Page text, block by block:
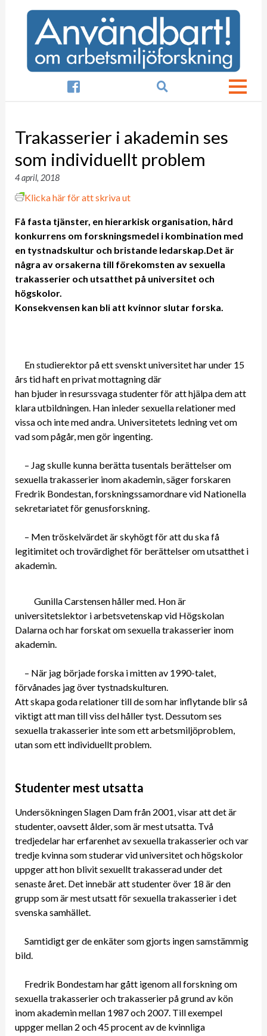

Trakasserier i akademin ses
som individuellt problem
4 april, 2018
Klicka här för att skriva ut
Få fasta tjänster, en hierarkisk organisation, hård
konkurrens om forskningsmedel i kombination med
en tystnadskultur och bristande ledarskap.Det är
några av orsakerna till förekomsten av sexuella
trakasserier och utsatthet på universitet och
högskolor.
Konsekvensen kan bli att kvinnor slutar forska.
En studierektor på ett svenskt universitet har under 15
års tid haft en privat mottagning där
han bjuder in resurssvaga studenter för att hjälpa dem att
klara utbildningen. Han inleder sexuella relationer med
vissa och inte med andra. Universitetets ledning vet om
vad som pågår, men gör ingenting.
– Jag skulle kunna berätta tusentals berättelser om
sexuella trakasserier inom akademin, säger forskaren
Fredrik Bondestan, forskningssamordnare vid Nationella
sekretariatet för genusforskning.
– Men tröskelvärdet är skyhögt för att du ska få
legitimitet och trovärdighet för berättelser om utsatthet i
akademin.
Gunilla Carstensen håller med. Hon är
universitetslektor i arbetsvetenskap vid Högskolan
Dalarna och har forskat om sexuella trakasserier inom
akademin.
– När jag började forska i mitten av 1990-talet,
förvånades jag över tystnadskulturen.
Att skapa goda relationer till de som har inflytande blir så
viktigt att man till viss del håller tyst. Dessutom ses
sexuella trakasserier inte som ett arbetsmiljöproblem,
utan som ett individuellt problem.
Studenter mest utsatta
Undersökningen Slagen Dam från 2001, visar att det är
studenter, oavsett ålder, som är mest utsatta. Två
tredjedelar har erfarenhet av sexuella trakasserier och var
tredje kvinna som studerar vid universitet och högskolor
uppger att hon blivit sexuellt trakasserad under det
senaste året. Det innebär att studenter över 18 är den
grupp som är mest utsatt för sexuella trakasserier i det
svenska samhället.
Samtidigt ger de enkäter som gjorts ingen samstämmig
bild.
Fredrik Bondestam har gått igenom all forskning om
sexuella trakasserier och trakasserier på grund av kön
inom akademin mellan 1987 och 2007. Till exempel
uppger mellan 2 och 45 procent av de kvinnliga